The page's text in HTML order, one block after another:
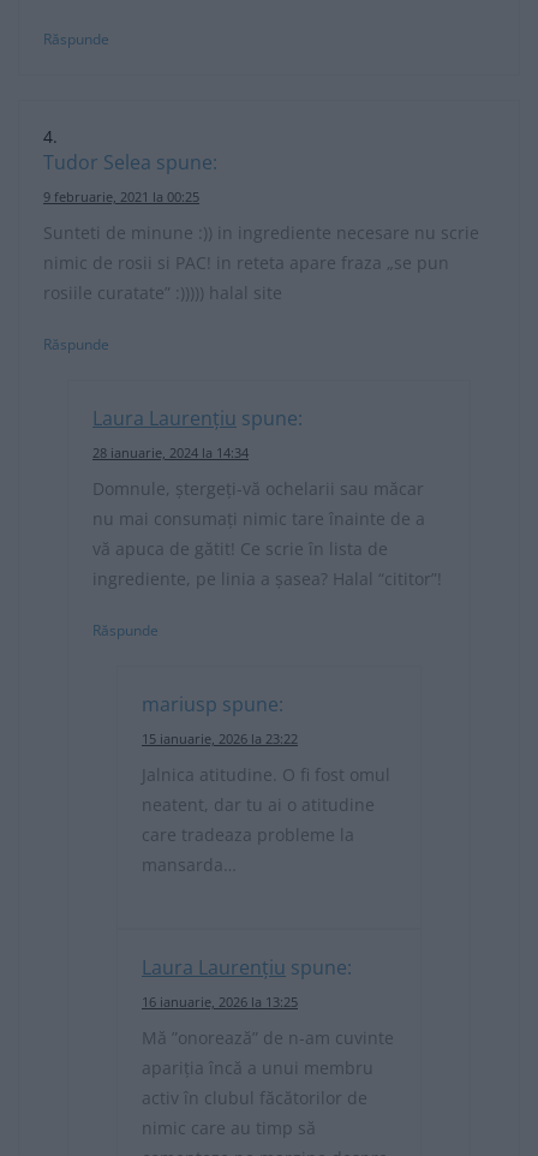
Răspunde
Tudor Selea spune:
9 februarie, 2021 la 00:25
Sunteti de minune :)) in ingrediente necesare nu scrie
nimic de rosii si PAC! in reteta apare fraza „se pun
rosiile curatate” :))))) halal site
Răspunde
Laura Laurențiu spune:
28 ianuarie, 2024 la 14:34
Domnule, ștergeți-vă ochelarii sau măcar
nu mai consumați nimic tare înainte de a
vă apuca de gătit! Ce scrie în lista de
ingrediente, pe linia a șasea? Halal “cititor”!
Răspunde
mariusp spune:
15 ianuarie, 2026 la 23:22
Jalnica atitudine. O fi fost omul
neatent, dar tu ai o atitudine
care tradeaza probleme la
mansarda…
Laura Laurențiu spune:
16 ianuarie, 2026 la 13:25
Mă ”onorează” de n-am cuvinte
apariția încă a unui membru
activ în clubul făcătorilor de
nimic care au timp să